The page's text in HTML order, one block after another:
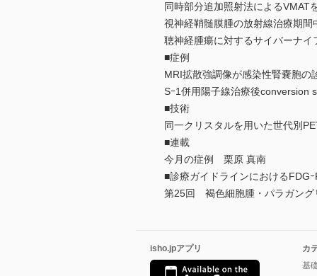
同時部分追加照射法による
視神経鞘髄膜腫の放射線治療期
聴神経腫瘍に対するサイバーナ
■症例
MRI拡散強調像が感染性腎嚢胞
Sｰ1併用陽子線治療後conversion
■技術
同一クリスタルを用いた世代別
■連載
今月の症例 栗原 真南
■診療ガイドラインにおけるFDG
第25回 褐色細胞腫・パラガング
isho.jpアプリ
カ
基